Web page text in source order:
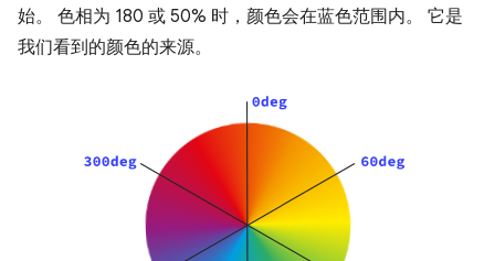
始。 色相为 180 或 50% 时，颜色会在蓝色范围内。 它是
我们看到的颜色的来源。